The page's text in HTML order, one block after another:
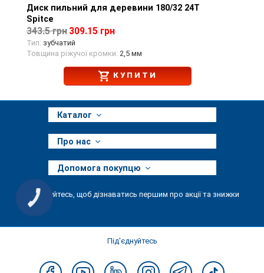
Перегляд товару
Диск пильний для деревини 180/32 24T
Spitce
343.5 грн 309.15 грн
Тип: зубчатий
Товщина ріжучої кромки: 2,5 мм
КУПИТИ
Каталог
Про нас
Допомога покупцю
Підписуйтесь, щоб дізнаватись першим про акції та знижки
Під'єднуйтесь
КНОПКА
ЗВ'ЯЗКУ